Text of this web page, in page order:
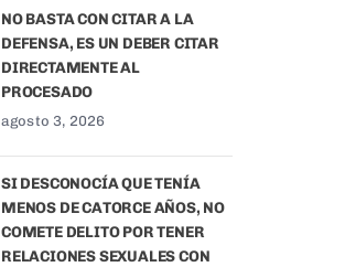
NO BASTA CON CITAR A LA
DEFENSA, ES UN DEBER CITAR
DIRECTAMENTE AL
PROCESADO
agosto 3, 2026
SI DESCONOCÍA QUE TENÍA
MENOS DE CATORCE AÑOS, NO
COMETE DELITO POR TENER
RELACIONES SEXUALES CON